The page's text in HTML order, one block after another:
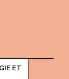
ET